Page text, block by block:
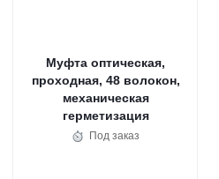
Муфта оптическая,
проходная, 48 волокон,
механическая
герметизация
Под заказ